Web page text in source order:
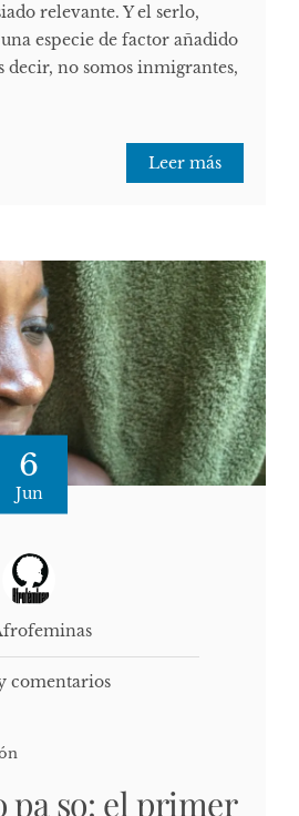
relevante. Y el serlo,
especie de factor añadido
decir, no somos inmigrantes,
Leer más
6
Jun
comentarios
pa so: el primer